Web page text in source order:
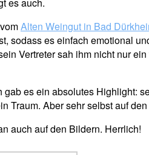
Alten Weingut in Bad
sodass es einfach emotional
Vertreter sah ihm nicht nur
es ein absolutes Highlight:
Traum. Aber sehr selbst auf
auch auf den Bildern. Herrlich!